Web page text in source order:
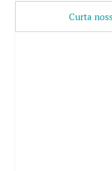
Curta